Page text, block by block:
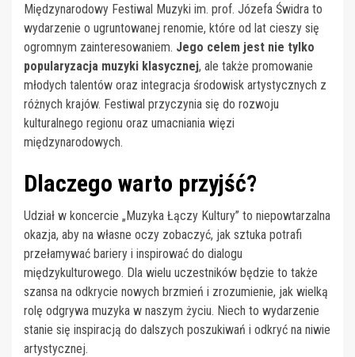
Międzynarodowy Festiwal Muzyki im. prof. Józefa Świdra to
wydarzenie o ugruntowanej renomie, które od lat cieszy się
ogromnym zainteresowaniem. Jego celem jest nie tylko
popularyzacja muzyki klasycznej, ale także promowanie
młodych talentów oraz integracja środowisk artystycznych z
różnych krajów. Festiwal przyczynia się do rozwoju
kulturalnego regionu oraz umacniania więzi
międzynarodowych.
Dlaczego warto przyjść?
Udział w koncercie „Muzyka Łączy Kultury” to niepowtarzalna
okazja, aby na własne oczy zobaczyć, jak sztuka potrafi
przełamywać bariery i inspirować do dialogu
międzykulturowego. Dla wielu uczestników będzie to także
szansa na odkrycie nowych brzmień i zrozumienie, jak wielką
rolę odgrywa muzyka w naszym życiu. Niech to wydarzenie
stanie się inspiracją do dalszych poszukiwań i odkryć na niwie
artystycznej.